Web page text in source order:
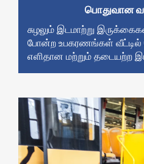
பொதுவான
சுழலும் இடமாற்று
போன்ற உபகரணங்கள்
எளிதான மற்றும் தடையற்ற